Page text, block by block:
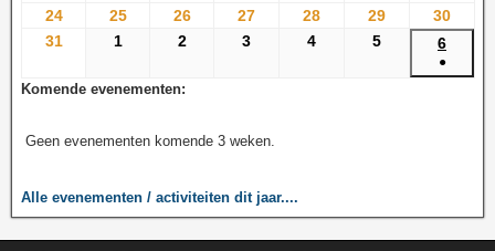
24
25 26 27 28 29
30
31
1 2 3 4 5 6
●
Komende evenementen:
Geen evenementen komende 3 weken.
Alle evenementen / activiteiten dit jaar....